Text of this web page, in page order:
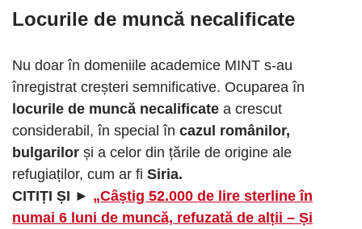
Locurile de muncă necalificate
Nu doar în domeniile academice MINT s-au
înregistrat creșteri semnificative. Ocuparea în
locurile de muncă necalificate a crescut
considerabil, în special în cazul românilor,
bulgarilor și a celor din țările de origine ale
refugiaților, cum ar fi Siria.
CITIȚI ȘI ► „Câștig 52.000 de lire sterline în
numai 6 luni de muncă, refuzată de alții – Și